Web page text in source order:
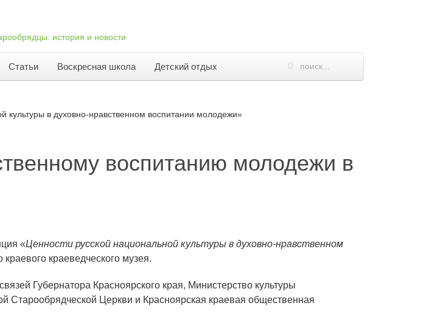
Статьи Воскресная школа Детский отдых
культуры в духовно-нравственном воспитании молодежи»
воспитанию молодежи в
«Ценности русской национальной культуры в духовно-нравственном
краеведческого музея.
Губернатора Красноярского края, Министерство культуры
Старообрядческой Церкви и Красноярская краевая общественная